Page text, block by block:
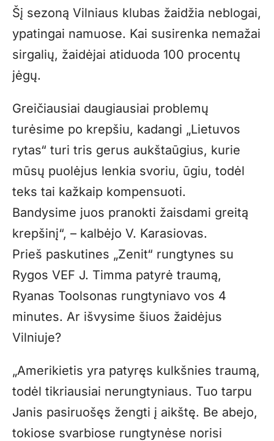
Šį sezoną Vilniaus klubas žaidžia neblogai,
ypatingai namuose. Kai susirenka nemažai
sirgalių, žaidėjai atiduoda 100 procentų
jėgų.
Greičiausiai daugiausiai problemų
turėsime po krepšiu, kadangi „Lietuvos
rytas“ turi tris gerus aukštaūgius, kurie
mūsų puolėjus lenkia svoriu, ūgiu, todėl
teks tai kažkaip kompensuoti.
Bandysime juos pranokti žaisdami greitą
krepšinį“, – kalbėjo V. Karasiovas.
Prieš paskutines „Zenit“ rungtynes su
Rygos VEF J. Timma patyrė traumą,
Ryanas Toolsonas rungtyniavo vos 4
minutes. Ar išvysime šiuos žaidėjus
Vilniuje?
„Amerikietis yra patyręs kulkšnies traumą,
todėl tikriausiai nerungtyniaus. Tuo tarpu
Janis pasiruošęs žengti į aikštę. Be abejo,
tokiose svarbiose rungtynėse norisi